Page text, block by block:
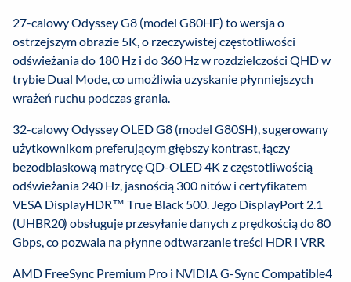
27-calowy Odyssey G8 (model G80HF) to wersja o
ostrzejszym obrazie 5K, o rzeczywistej częstotliwości
odświeżania do 180 Hz i do 360 Hz w rozdzielczości QHD w
trybie Dual Mode, co umożliwia uzyskanie płynniejszych
wrażeń ruchu podczas grania.
32-calowy Odyssey OLED G8 (model G80SH), sugerowany
użytkownikom preferującym głębszy kontrast, łączy
bezodblaskową matrycę QD-OLED 4K z częstotliwością
odświeżania 240 Hz, jasnością 300 nitów i certyfikatem
VESA DisplayHDR™ True Black 500. Jego DisplayPort 2.1
(UHBR20) obsługuje przesyłanie danych z prędkością do 80
Gbps, co pozwala na płynne odtwarzanie treści HDR i VRR.
AMD FreeSync Premium Pro i NVIDIA G-Sync Compatible4